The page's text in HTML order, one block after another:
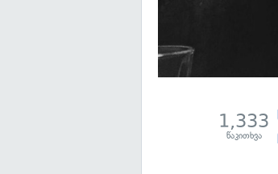
1,333
წაკითხვა